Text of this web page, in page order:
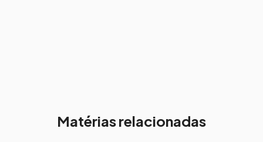
Matérias relacionadas